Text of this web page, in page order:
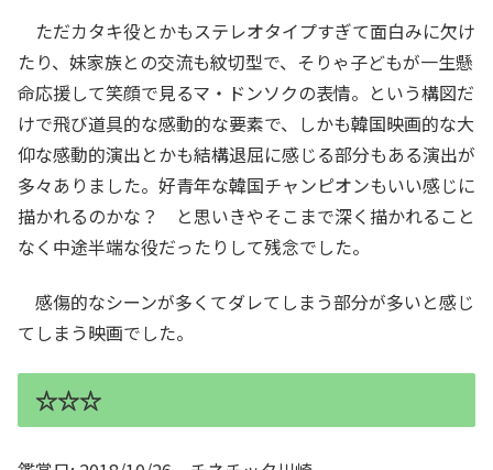
ただカタキ役とかもステレオタイプすぎて面白みに欠け
たり、妹家族との交流も紋切型で、そりゃ子どもが一生懸
命応援して笑顔で見るマ・ドンソクの表情。という構図だ
けで飛び道具的な感動的な要素で、しかも韓国映画的な大
仰な感動的演出とかも結構退屈に感じる部分もある演出が
多々ありました。好青年な韓国チャンピオンもいい感じに
描かれるのかな？ と思いきやそこまで深く描かれること
なく中途半端な役だったりして残念でした。
感傷的なシーンが多くてダレてしまう部分が多いと感じ
てしまう映画でした。
☆☆☆